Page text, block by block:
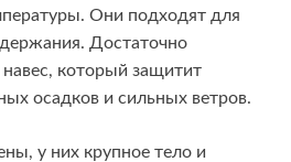
Они подходят для
Достаточно
навес, который защитит
осадков и сильных ветров.
у них крупное тело и